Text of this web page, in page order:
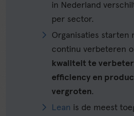
in Nederland
per sector.
Organisaties starten
continu verbeteren
kwaliteit te
efficiency en
vergroten.
Lean is de meest